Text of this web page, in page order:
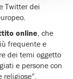
Twitter dei
online , che
frequente e
dei temi oggetto
e persone con